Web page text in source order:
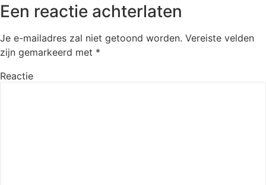
Een reactie achterlaten
Je e-mailadres zal niet getoond worden. Vereiste velden
zijn gemarkeerd met *
Reactie